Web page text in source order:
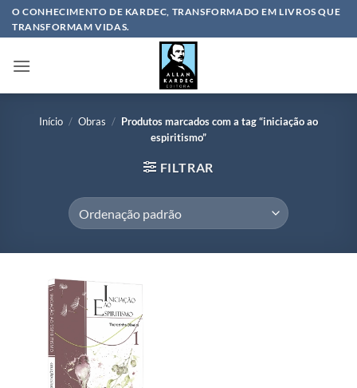
SkipO CONHECIMENTO DE KARDEC, TRANSFORMADO EM LIVROS QUE
TRANSFORMAM VIDAS.
Início / Obras / Produtos marcados com a tag “iniciação ao
espiritismo”
FILTRAR